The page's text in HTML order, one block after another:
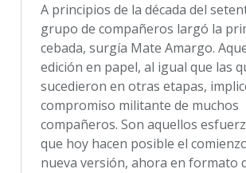
A principios de la década del
grupo de compañeros largó la
cebada, surgía Mate Amargo.
edición en papel, al igual que las
sucedieron en otras etapas,
compromiso militante de muchos
compañeros. Son aquellos
que hoy hacen posible el
nueva versión, ahora en formato